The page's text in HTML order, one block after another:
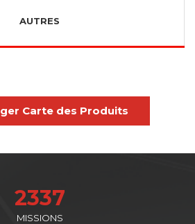
AUTRES
Carte des Produits
2337
MISSIONS